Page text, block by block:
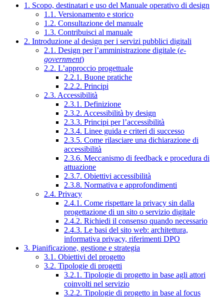
1. Scopo, destinatari e uso del Manuale operativo di design
1.1. Versionamento e storico
1.2. Consultazione del manuale
1.3. Contribuisci al manuale
2. Introduzione al design per i servizi pubblici digitali
2.1. Design per l’amministrazione digitale (e-
government)
2.2. L’approccio progettuale
2.2.1. Buone pratiche
2.2.2. Principi
2.3. Accessibilità
2.3.1. Definizione
2.3.2. Accessibilità by design
2.3.3. Principi per l’accessibilità
2.3.4. Linee guida e criteri di successo
2.3.5. Come rilasciare una dichiarazione di
accessibilità
2.3.6. Meccanismo di feedback e procedura di
attuazione
2.3.7. Obiettivi accessibilità
2.3.8. Normativa e approfondimenti
2.4. Privacy
2.4.1. Come rispettare la privacy sin dalla
progettazione di un sito o servizio digitale
2.4.2. Richiedi il consenso quando necessario
2.4.3. Le basi del sito web: architettura,
informativa privacy, riferimenti DPO
3. Pianificazione, gestione e strategia
3.1. Obiettivi del progetto
3.2. Tipologie di progetti
3.2.1. Tipologie di progetto in base agli attori
coinvolti nel servizio
3.2.2. Tipologie di progetto in base al focus